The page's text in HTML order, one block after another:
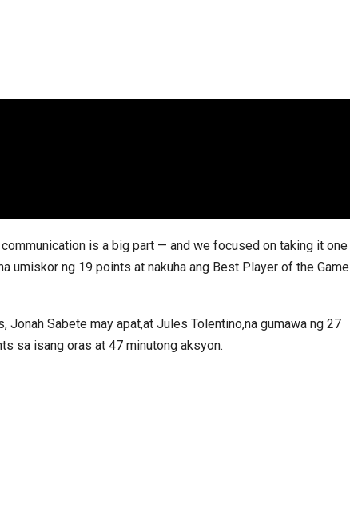
is a big part — and we focused on taking it one
umiskor ng 19 points at nakuha ang Best Player of the Game
Jonah Sabete may apat,at Jules Tolentino,na gumawa ng 27
sa isang oras at 47 minutong aksyon.